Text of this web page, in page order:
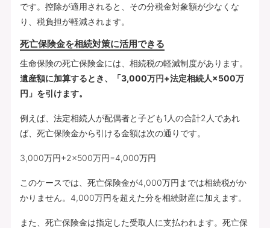
です。控除が適用されると、その分税金対象額が少なくな
り、税負担が軽減されます。
死亡保険金を相続対策に活用できる
生命保険の死亡保険金には、相続税の軽減制度があります。
遺産額に加算するとき、「3,000万円+法定相続人×500万
円」を引けます。
例えば、法定相続人が配偶者と子ども1人の合計2人であれ
ば、死亡保険金から引ける金額は次の通りです。
3,000万円+2×500万円=4,000万円
このケースでは、死亡保険金が4,000万円までは相続税がか
かりません。4,000万円を超えた分を相続財産に加えます。
また、死亡保険金は指定した受取人に支払われます。死亡保